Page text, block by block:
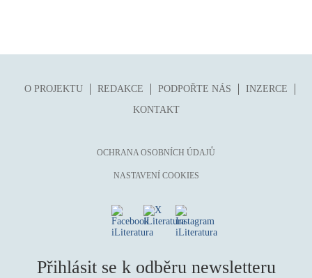
O PROJEKTU REDAKCE PODPOŘTE NÁS
INZERCE
KONTAKT
OCHRANA OSOBNÍCH ÚDAJŮ
NASTAVENÍ COOKIES
Přihlásit se k odběru newsletteru